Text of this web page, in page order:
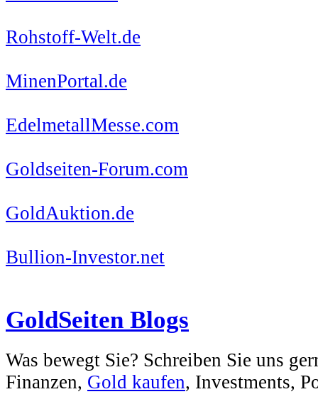
Rohstoff-Welt.de
MinenPortal.de
EdelmetallMesse.com
Goldseiten-Forum.com
GoldAuktion.de
Bullion-Investor.net
GoldSeiten Blogs
Was bewegt Sie? Schreiben Sie uns
Finanzen, Gold kaufen, Investments,